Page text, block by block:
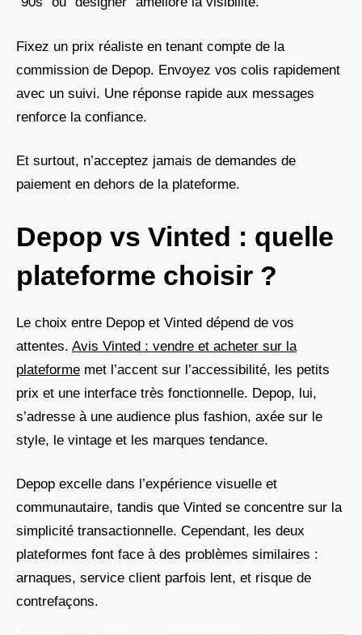
Fixez un prix réaliste en tenant compte de la
commission de Depop. Envoyez vos colis rapidement
avec un suivi. Une réponse rapide aux messages
renforce la confiance.
Et surtout, n’acceptez jamais de demandes de
paiement en dehors de la plateforme.
Depop vs Vinted : quelle
plateforme choisir ?
Le choix entre Depop et Vinted dépend de vos
attentes. Avis Vinted : vendre et acheter sur la
plateforme met l’accent sur l’accessibilité, les petits
prix et une interface très fonctionnelle. Depop, lui,
s’adresse à une audience plus fashion, axée sur le
style, le vintage et les marques tendance.
Depop excelle dans l’expérience visuelle et
communautaire, tandis que Vinted se concentre sur la
simplicité transactionnelle. Cependant, les deux
plateformes font face à des problèmes similaires :
arnaques, service client parfois lent, et risque de
contrefaçons.